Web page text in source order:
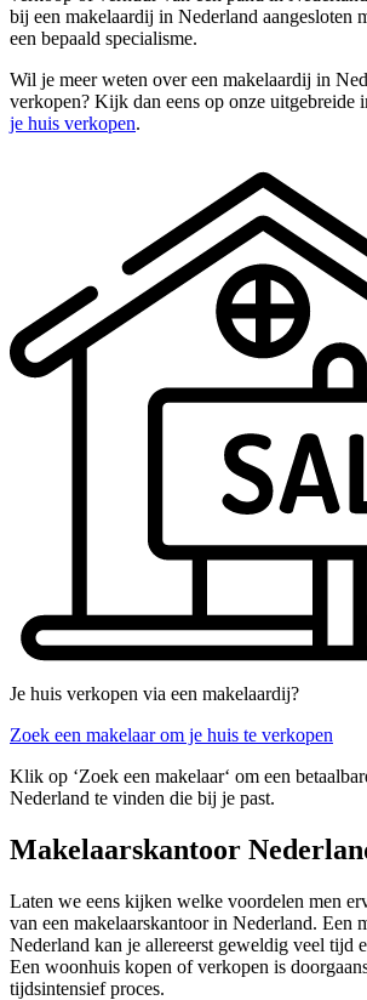
bij een makelaardij in Nederland aangesloten
een bepaald specialisme.
Wil je meer weten over een makelaardij in
verkopen? Kijk dan eens op onze uitgebreide
je huis verkopen.
Je huis verkopen via een makelaardij?
Zoek een makelaar om je huis te verkopen
Klik op ‘Zoek een makelaar‘ om een
Nederland te vinden die bij je past.
Makelaarskantoor
Laten we eens kijken welke voordelen men
van een makelaarskantoor in Nederland. Een
Nederland kan je allereerst geweldig veel tijd
Een woonhuis kopen of verkopen is
tijdsintensief proces.